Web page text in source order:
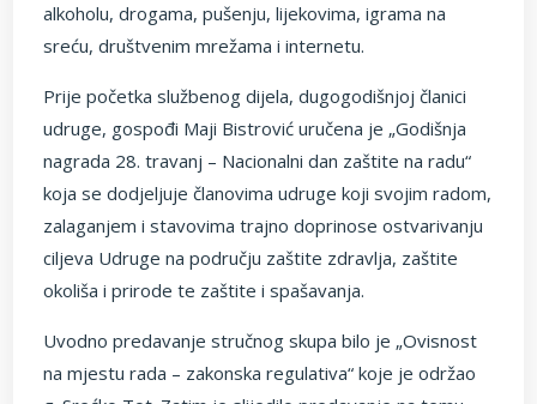
alkoholu, drogama, pušenju, lijekovima, igrama na
sreću, društvenim mrežama i internetu.
Prije početka službenog dijela, dugogodišnjoj članici
udruge, gospođi Maji Bistrović uručena je „Godišnja
nagrada 28. travanj – Nacionalni dan zaštite na radu“
koja se dodjeljuje članovima udruge koji svojim radom,
zalaganjem i stavovima trajno doprinose ostvarivanju
ciljeva Udruge na području zaštite zdravlja, zaštite
okoliša i prirode te zaštite i spašavanja.
Uvodno predavanje stručnog skupa bilo je „Ovisnost
na mjestu rada – zakonska regulativa“ koje je održao